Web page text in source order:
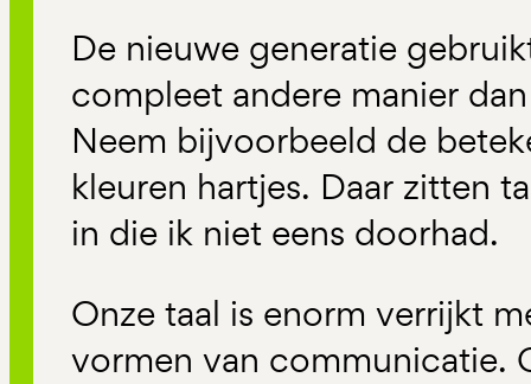
De nieuwe generatie
compleet andere manier
Neem bijvoorbeeld de
kleuren hartjes. Daar zitten
in die ik niet eens doorhad.
Onze taal is enorm verrijkt
vormen van communicatie.